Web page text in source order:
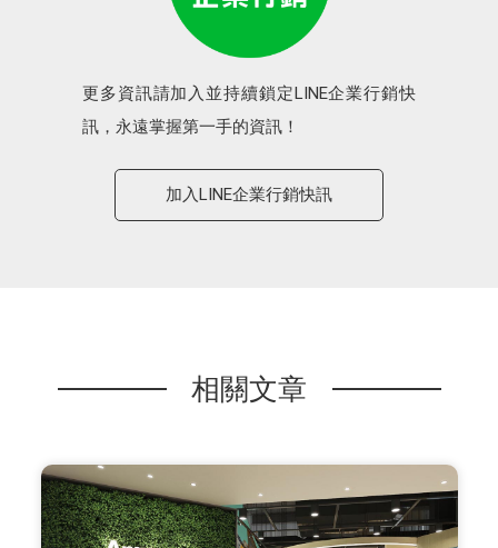
更多資訊請加入並持續鎖定LINE企業行銷快
訊，永遠掌握第一手的資訊！
加入LINE企業行銷快訊
相關文章